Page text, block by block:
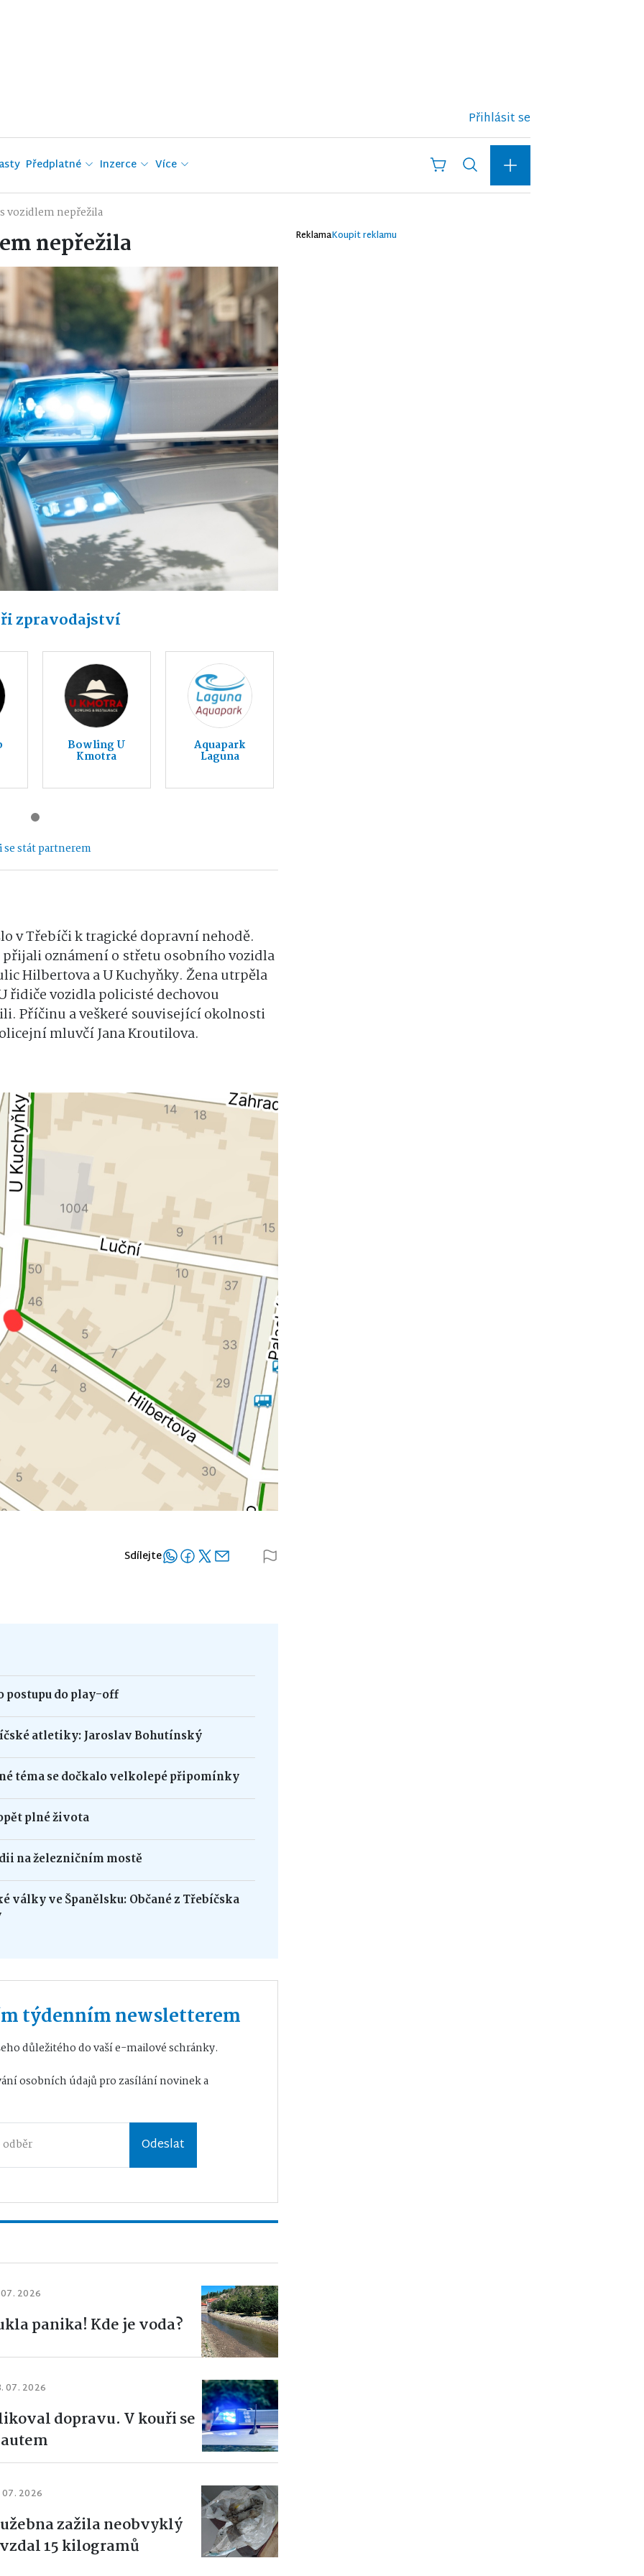
Přihlásit se
Předplatné Inzerce Více
vozidlem nepřežila
nepřežila
zpravodajství
Bowling U
Kmotra
Aquapark
Laguna
se stát partnerem
v Třebíči k tragické dopravní nehodě.
oznámení o střetu osobního vozidla
Hilbertova a U Kuchyňky. Žena utrpěla
řidiče vozidla policisté dechovou
Příčinu a veškeré související okolnosti
mluvčí Jana Kroutilova.
Sdílejte
postupu do play-off
atletiky: Jaroslav Bohutínský
téma se dočkalo velkolepé připomínky
plné života
na železničním mostě
války ve Španělsku: Občané z Třebíčska
týdenním newsletterem
důležitého do vaší e-mailové schránky.
osobních údajůpro zasílání novinek a
Odeslat
2026
panika! Kde je voda?
07. 2026
dopravu. V kouři se
07. 2026
zažila neobvyklý
15 kilogramů
ReklamaKoupit reklamu